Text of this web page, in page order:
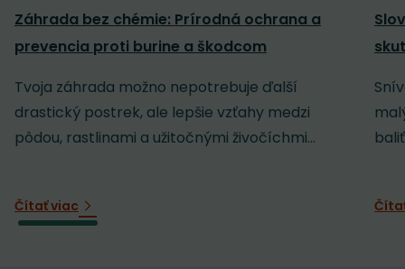
Záhrada bez chémie: Prírodná ochrana a
prevencia proti burine a škodcom
Tvoja záhrada možno nepotrebuje ďalší
drastický postrek, ale lepšie vzťahy medzi
pôdou, rastlinami a užitočnými živočíchmi...
Čítať viac